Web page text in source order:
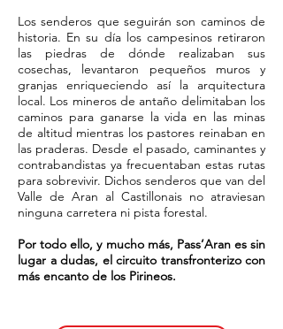
Los senderos que seguirán son caminos de
historia. En su día los campesinos retiraron
las piedras de dónde realizaban sus
cosechas, levantaron pequeños muros y
granjas enriqueciendo así la arquitectura
local. Los mineros de antaño delimitaban los
caminos para ganarse la vida en las minas
de altitud mientras los pastores reinaban en
las praderas. Desde el pasado, caminantes y
contrabandistas ya frecuentaban estas rutas
para sobrevivir. Dichos senderos que van del
Valle de Aran al Castillonais no atraviesan
ninguna carretera ni pista forestal.
Por todo ello, y mucho más, Pass’Aran es sin
lugar a dudas, el circuito transfronterizo con
más encanto de los Pirineos.